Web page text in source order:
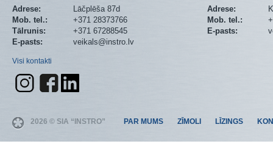
Adrese:
Lāčplēša 87d
Mob. tel.:
+371 28373766
Tālrunis:
+371 67288545
E-pasts:
veikals@instro.lv
Visi kontakti
Adrese:
Mob. tel.:
E-pasts:
2026 © SIA “INSTRO” PAR MUMS ZĪMOLI LĪZINGS